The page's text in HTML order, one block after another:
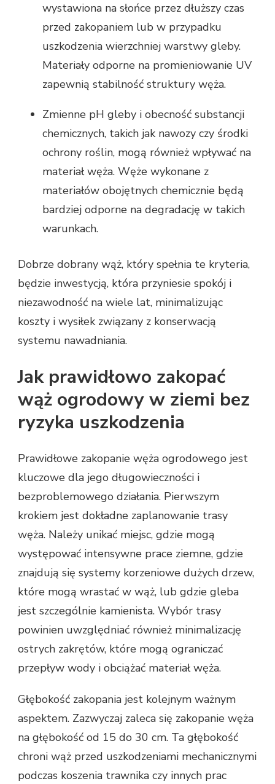
wystawiona na słońce przez dłuższy czas
przed zakopaniem lub w przypadku
uszkodzenia wierzchniej warstwy gleby.
Materiały odporne na promieniowanie UV
zapewnią stabilność struktury węża.
Zmienne pH gleby i obecność substancji
chemicznych, takich jak nawozy czy środki
ochrony roślin, mogą również wpływać na
materiał węża. Węże wykonane z
materiałów obojętnych chemicznie będą
bardziej odporne na degradację w takich
warunkach.
Dobrze dobrany wąż, który spełnia te kryteria,
będzie inwestycją, która przyniesie spokój i
niezawodność na wiele lat, minimalizując
koszty i wysiłek związany z konserwacją
systemu nawadniania.
Jak prawidłowo zakopać
wąż ogrodowy w ziemi bez
ryzyka uszkodzenia
Prawidłowe zakopanie węża ogrodowego jest
kluczowe dla jego długowieczności i
bezproblemowego działania. Pierwszym
krokiem jest dokładne zaplanowanie trasy
węża. Należy unikać miejsc, gdzie mogą
występować intensywne prace ziemne, gdzie
znajdują się systemy korzeniowe dużych drzew,
które mogą wrastać w wąż, lub gdzie gleba
jest szczególnie kamienista. Wybór trasy
powinien uwzględniać również minimalizację
ostrych zakrętów, które mogą ograniczać
przepływ wody i obciążać materiał węża.
Głębokość zakopania jest kolejnym ważnym
aspektem. Zazwyczaj zaleca się zakopanie węża
na głębokość od 15 do 30 cm. Ta głębokość
chroni wąż przed uszkodzeniami mechanicznymi
podczas koszenia trawnika czy innych prac